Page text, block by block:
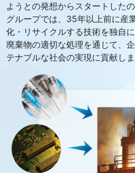
ようとの発想からスタートした
グループでは、35年以上前に産
化・リサイクルする技術を独自に
廃棄物の適切な処理を通じて、
テナブルな社会の実現に貢献しま